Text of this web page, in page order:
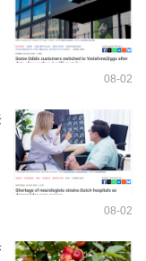
08-02
08-02